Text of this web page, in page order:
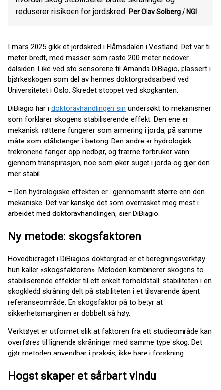
reduserer risikoen for jordskred. Per Olav Solberg / NGI
I mars 2025 gikk et jordskred i Flåmsdalen i Vestland. Det var ti
meter bredt, med masser som raste 200 meter nedover
dalsiden. Like ved sto sensorene til Amanda DiBiagio, plassert i
bjørkeskogen som del av hennes doktorgradsarbeid ved
Universitetet i Oslo. Skredet stoppet ved skogkanten.
DiBiagio har i doktoravhandlingen sin undersøkt to mekanismer
som forklarer skogens stabiliserende effekt. Den ene er
mekanisk: røttene fungerer som armering i jorda, på samme
måte som stålstenger i betong. Den andre er hydrologisk:
trekronene fanger opp nedbør, og trærne forbruker vann
gjennom transpirasjon, noe som øker suget i jorda og gjør den
mer stabil.
– Den hydrologiske effekten er i gjennomsnitt større enn den
mekaniske. Det var kanskje det som overrasket meg mest i
arbeidet med doktoravhandlingen, sier DiBiagio.
Ny metode: skogsfaktoren
Hovedbidraget i DiBiagios doktorgrad er et beregningsverktøy
hun kaller «skogsfaktoren». Metoden kombinerer skogens to
stabiliserende effekter til ett enkelt forholdstall: stabiliteten i en
skogkledd skråning delt på stabiliteten i et tilsvarende åpent
referanseområde. En skogsfaktor på to betyr at
sikkerhetsmarginen er dobbelt så høy.
Verktøyet er utformet slik at faktoren fra ett studieområde kan
overføres til lignende skråninger med samme type skog. Det
gjør metoden anvendbar i praksis, ikke bare i forskning.
Hogst skaper et sårbart vindu